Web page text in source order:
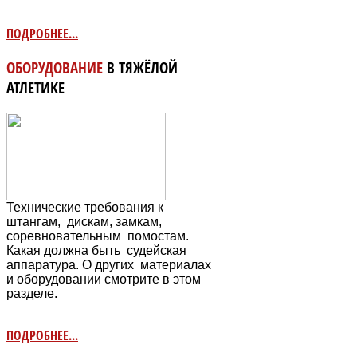
ПОДРОБНЕЕ...
ОБОРУДОВАНИЕ В ТЯЖЁЛОЙ
АТЛЕТИКЕ
Технические требования к
штангам, дискам, замкам,
соревновательным помостам.
Какая должна быть судейская
аппаратура. О других материалах
и оборудовании смотрите в этом
разделе.
ПОДРОБНЕЕ...